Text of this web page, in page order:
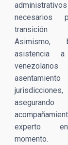
administrativos
necesarios
transición
Asimismo,
asistencia
jurisdicciones,
experto
momento.